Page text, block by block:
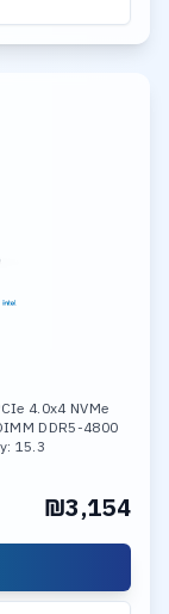
4.0x4 NVMe
DDR5-4800
15.3
₪3,154